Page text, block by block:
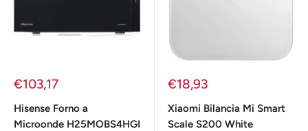
Prezzo
€103,17
Hisense Forno a
Microonde H25MOBS4HGI
Prezzo
€18,93
Xiaomi Bilancia Mi Smart
Scale S200 White